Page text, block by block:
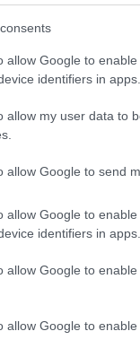
allow Google to
identifiers in apps.
allow my user data to
allow Google to send
allow Google to
identifiers in apps.
allow Google to
allow Google to
Child,
το
ο
Heaven and
Blade